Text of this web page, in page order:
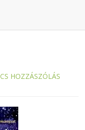
HOZZÁSZÓLÁS